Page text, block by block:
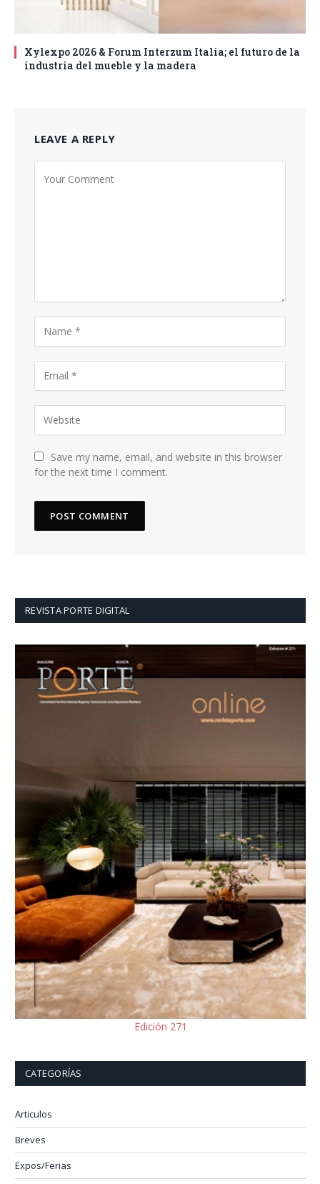
Xylexpo 2026 & Forum Interzum Italia; el futuro de la
industria del mueble y la madera
LEAVE A REPLY
Save my name, email, and website in this browser
for the next time I comment.
REVISTA PORTE DIGITAL
Edición 271
CATEGORÍAS
Articulos
Breves
Expos/Ferias